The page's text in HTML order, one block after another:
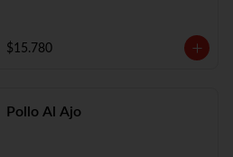
$15.780
Pollo Al Ajo